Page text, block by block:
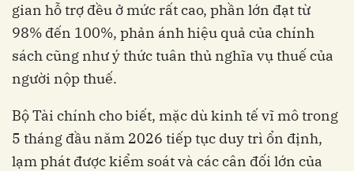
gian hỗ trợ đều ở mức rất cao, phần lớn đạt từ
98% đến 100%, phản ánh hiệu quả của chính
sách cũng như ý thức tuân thủ nghĩa vụ thuế của
người nộp thuế.
Bộ Tài chính cho biết, mặc dù kinh tế vĩ mô trong
5 tháng đầu năm 2026 tiếp tục duy trì ổn định,
lạm phát được kiểm soát và các cân đối lớn của